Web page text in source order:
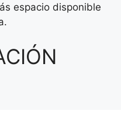
espacio disponible